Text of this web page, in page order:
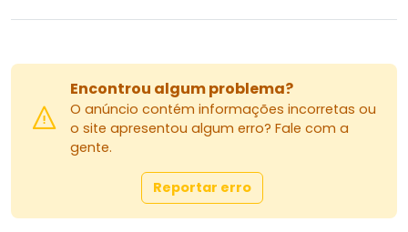
Encontrou algum problema?
O anúncio contém informações incorretas ou
o site apresentou algum erro? Fale com a
gente.
Reportar erro